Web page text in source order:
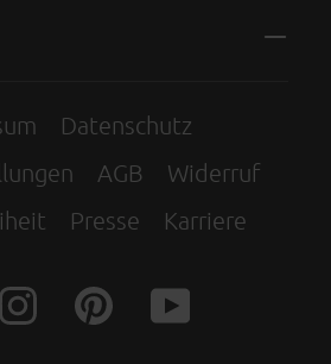
Datenschutz
AGB
Widerruf
Presse Karriere